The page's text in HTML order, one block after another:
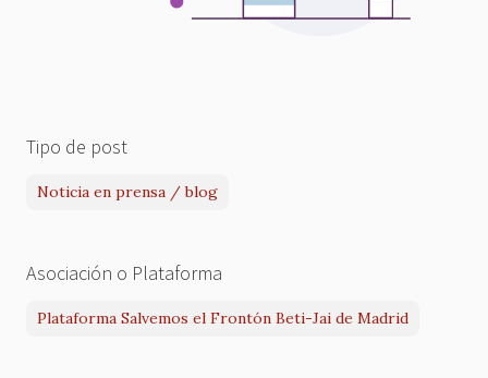
Tipo de post
Noticia en prensa / blog
Asociación o Plataforma
Plataforma Salvemos el Frontón Beti-Jai de Madrid